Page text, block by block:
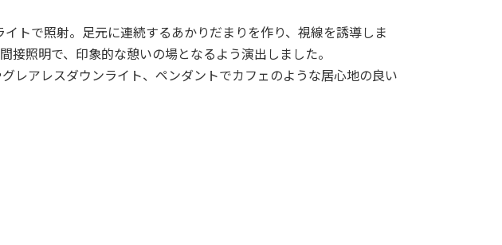
トで照射。足元に連続するあかりだまりを作り、視線を誘導しま
照明で、印象的な憩いの場となるよう演出しました。
レアレスダウンライト、ペンダントでカフェのような居心地の良い